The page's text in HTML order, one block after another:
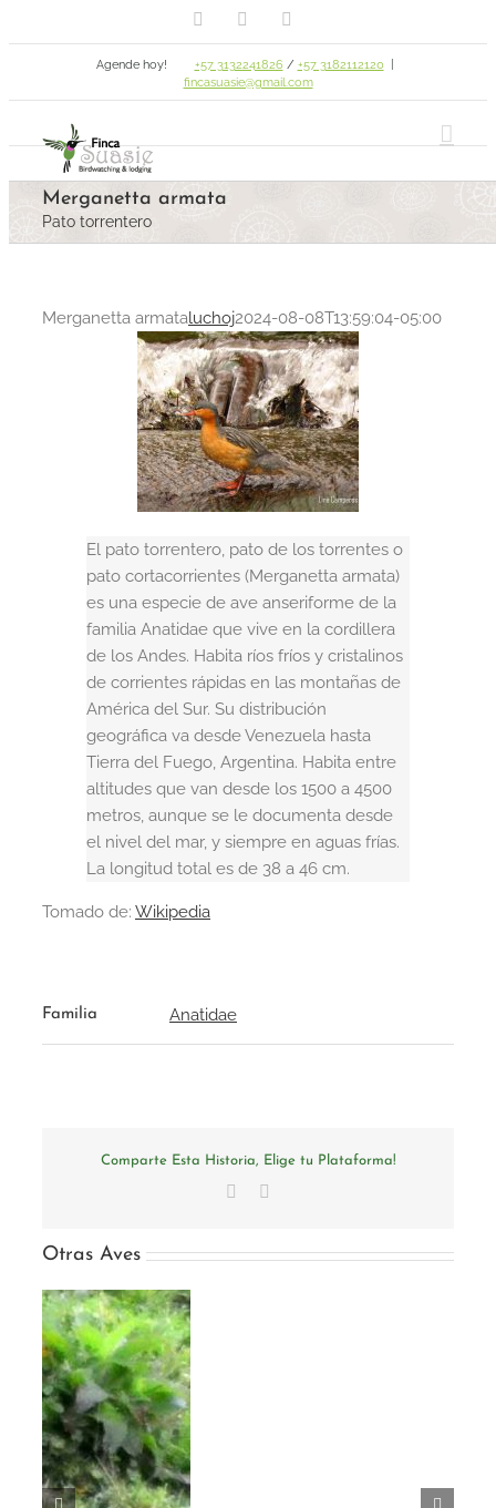
to
FacebookEmail
Agende hoy! +57 3132241826 / +57 3182112120
fincasuasie@gmail.com
Merganetta armata
Pato torrentero
Merganetta armataluchoj2024-08-08T13:59:04-05:00
El pato torrentero, pato de los torrentes o
pato cortacorrientes (Merganetta armata)
es una especie de ave anseriforme de la
familia Anatidae que vive en la cordillera
de los Andes. Habita ríos fríos y cristalinos
de corrientes rápidas en las montañas de
América del Sur. Su distribución
geográfica va desde Venezuela hasta
Tierra del Fuego, Argentina. Habita entre
altitudes que van desde los 1500 a 4500
metros, aunque se le documenta desde
el nivel del mar, y siempre en aguas frías.
La longitud total es de 38 a 46 cm.
Tomado de: Wikipedia
Familia Anatidae
Comparte Esta Historia, Elige tu Plataforma!
Facebook
Otras Aves